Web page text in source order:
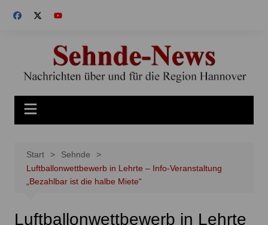
Inhalt
Start
Sehnde
Luftballonwettbewerb in Lehrte – Info-Veranstaltung
„Bezahlbar ist die halbe Miete“
Luftballonwettbewerb in Lehrte